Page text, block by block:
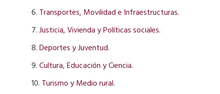
6. Transportes, Movilidad e Infraestructuras.
7.Justicia, Vivienda y Políticas sociales.
8.Deportes y Juventud.
9.Cultura, Educación y Ciencia.
10. Turismo y Medio rural.